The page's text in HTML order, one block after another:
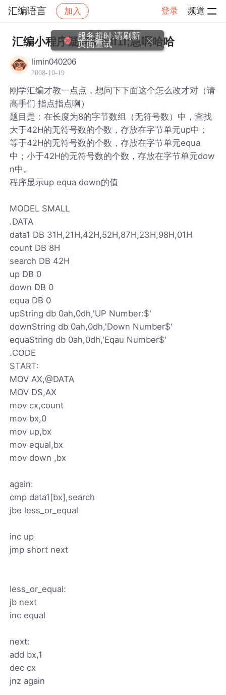
汇编语言 加入 登录 频道
社区 汇编语言 帖子详情
汇编小程序疑问&#xff1f;急啊哈哈
limin040206
2008-10-19
刚学汇编才教一点点，想问下下面这个怎么改才对（请
高手们 指点指点啊）
题目是：在长度为8的字节数组（无符号数）中，查找
大于42H的无符号数的个数，存放在字节单元up中；
等于42H的无符号数的个数，存放在字节单元equa
中；小于42H的无符号数的个数，存放在字节单元dow
n中。
程序显示up equa down的值
MODEL SMALL
.DATA
data1 DB 31H,21H,42H,52H,87H,23H,98H,01H
count DB 8H
search DB 42H
up DB 0
down DB 0
equa DB 0
upString db 0ah,0dh,'UP Number:$'
downString db 0ah,0dh,'Down Number$'
equaString db 0ah,0dh,'Eqau Number$'
.CODE
START:
MOV AX,@DATA
MOV DS,AX
mov cx,count
mov bx,0
mov up,bx
mov equal,bx
mov down ,bx
again:
cmp data1[bx],search
jbe less_or_equal
inc up
jmp short next
less_or_equal:
jb next
inc equal
next:
add bx,1
dec cx
jnz again
服务超时,请刷新
页面重试